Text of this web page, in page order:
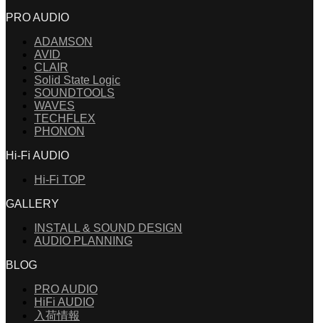
PRO AUDIO
ADAMSON
AVID
CLAIR
Solid State Logic
SOUNDTOOLS
WAVES
TECHFLEX
PHONON
Hi-Fi AUDIO
Hi-Fi TOP
GALLERY
INSTALL & SOUND DESIGN
AUDIO PLANNING
BLOG
PRO AUDIO
HiFi AUDIO
入荷情報